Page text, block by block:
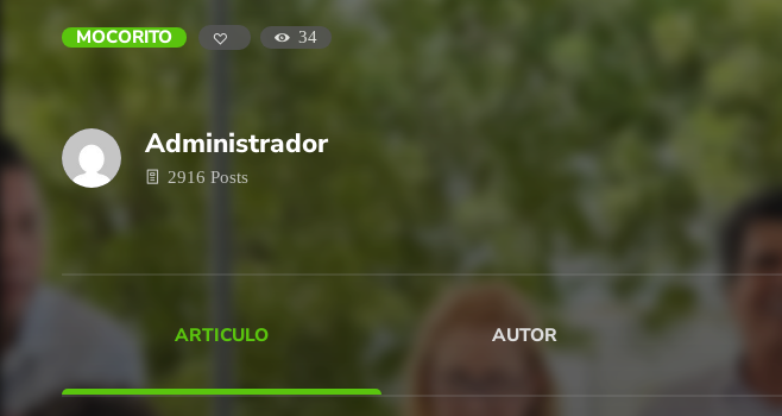
MOCORITO 34
Administrador
2916 Posts
ARTICULO AUTOR